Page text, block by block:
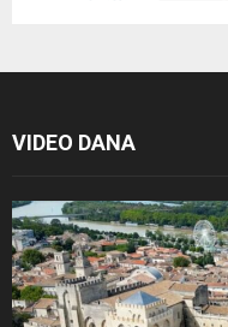
VIDEO DANA